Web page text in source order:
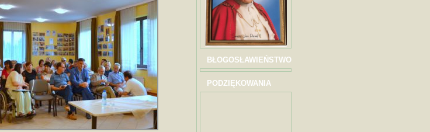
BŁOGOSŁAWIEŃSTWO
PODZIĘKOWANIA